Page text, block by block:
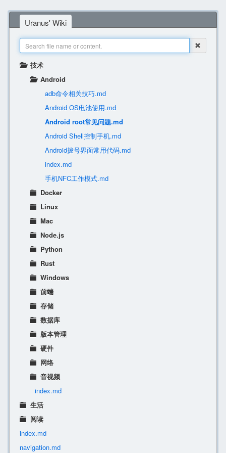
Uranus' Wiki
技术
Android
adb命令相关技巧.md
Android OS电池使用.md
Android root常见问题.md
Android Shell控制手机.md
Android拨号界面常用代码.md
index.md
手机NFC工作模式.md
Docker
Linux
Mac
Node.js
Python
Rust
Windows
前端
存储
数据库
版本管理
硬件
网络
音视频
index.md
生活
阅读
index.md
navigation.md